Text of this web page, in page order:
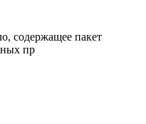
содержащее пакет
пр